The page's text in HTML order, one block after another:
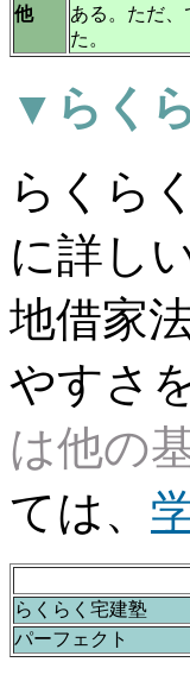
他
ある。ただ
た。
▼らく
らくら
に詳し
地借家
やすさ
は他の
ては、
らくらく宅建塾
パーフェクト